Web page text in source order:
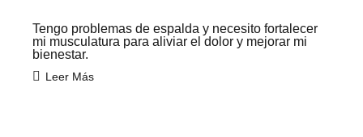
Tengo problemas de espalda y necesito fortalecer
mi musculatura para aliviar el dolor y mejorar mi
bienestar.
Leer Más